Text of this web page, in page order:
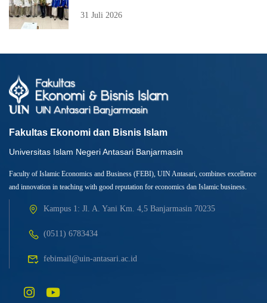
31 Juli 2026
Fakultas Ekonomi dan Bisnis Islam
Universitas Islam Negeri Antasari Banjarmasin
Faculty of Islamic Economics and Business (FEBI), UIN Antasari, combines excellence
and innovation in teaching with good reputation for economics dan Islamic business.
Kampus 1: Jl. A. Yani Km. 4,5 Banjarmasin 70235
(0511) 6783434
febimail@uin-antasari.ac.id